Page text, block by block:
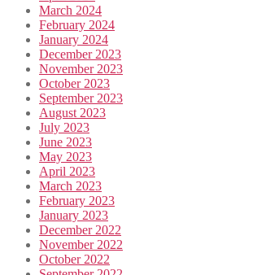
March 2024
February 2024
January 2024
December 2023
November 2023
October 2023
September 2023
August 2023
July 2023
June 2023
May 2023
April 2023
March 2023
February 2023
January 2023
December 2022
November 2022
October 2022